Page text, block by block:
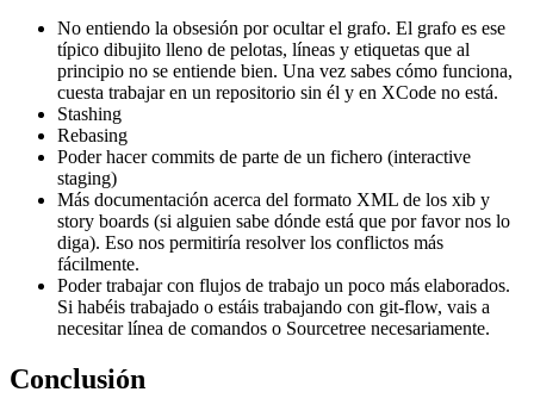
No entiendo la obsesión por ocultar el grafo. El grafo es ese
típico dibujito lleno de pelotas, líneas y etiquetas que al
principio no se entiende bien. Una vez sabes cómo funciona,
cuesta trabajar en un repositorio sin él y en XCode no está.
Stashing
Rebasing
Poder hacer commits de parte de un fichero (interactive
staging)
Más documentación acerca del formato XML de los xib y
story boards (si alguien sabe dónde está que por favor nos lo
diga). Eso nos permitiría resolver los conflictos más
fácilmente.
Poder trabajar con flujos de trabajo un poco más elaborados.
Si habéis trabajado o estáis trabajando con git-flow, vais a
necesitar línea de comandos o Sourcetree necesariamente.
Conclusión